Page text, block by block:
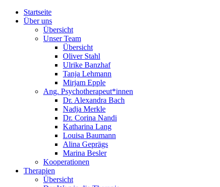
Startseite
Über uns
Übersicht
Unser Team
Übersicht
Oliver Stahl
Ulrike Banzhaf
Tanja Lehmann
Mirjam Epple
Ang. Psychotherapeut*innen
Dr. Alexandra Bach
Nadja Merkle
Dr. Corina Nandi
Katharina Lang
Louisa Baumann
Alina Geprägs
Marina Besler
Kooperationen
Therapien
Übersicht